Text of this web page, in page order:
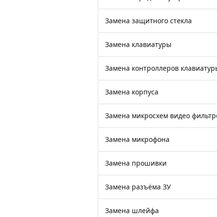
Замена защитного стекла
Замена клавиатуры
Замена контроллеров
Замена корпуса
Замена микросхем видео
Замена микрофона
Замена прошивки
Замена разъёма ЗУ
Замена шлейфа